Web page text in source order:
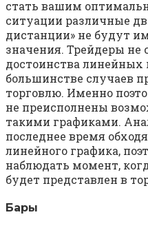
стать вашим
ситуации различные
дистанции» не будут
значения. Трейдеры не
достоинства линейных
большинстве случаев
торговлю. Именно
не преисполнены
такими графиками.
последнее время
линейного графика,
наблюдать момент,
будет представлен в
Бары